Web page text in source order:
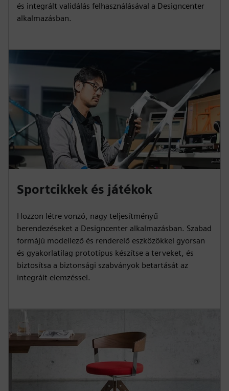
és integrált validálás felhasználásával a Designcenter
alkalmazásban.
Sportcikkek és játékok
Hozzon létre vonzó, nagy teljesítményű
berendezéseket a Designcenter alkalmazásban. Szabad
formájú modellező és renderelő eszközökkel gyorsan
és gyakorlatilag prototípus készítse a terveket, és
biztosítsa a biztonsági szabványok betartását az
integrált elemzéssel.